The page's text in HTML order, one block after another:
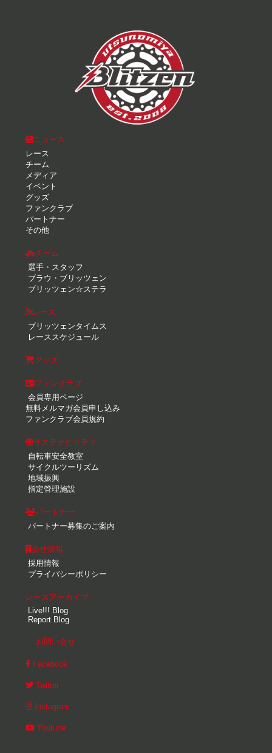
ニュース
レース
チーム
メディア
イベント
グッズ
ファンクラブ
パートナー
その他
チーム
選手・スタッフ
ブラウ・ブリッツェン
ブリッツェン☆ステラ
レース
ブリッツェンタイムス
レーススケジュール
グッズ
ファンクラブ
会員専用ページ
無料メルマガ会員申し込み
ファンクラブ会員規約
サステナビリティ
自転車安全教室
サイクルツーリズム
地域振興
指定管理施設
パートナー
パートナー募集のご案内
会社情報
採用情報
プライバシーポリシー
レースアーカイブ
Live!!! Blog
Report Blog
お問い合せ
Facebook
Twitter
Instagram
Youtube